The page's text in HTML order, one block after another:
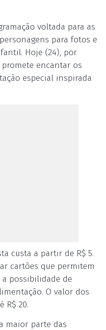
voltada para as
para fotos e
Hoje (24), por
encantar os
especial inspirada
custa a partir de R$ 5.
cartões que permitem
possibilidade de
O valor dos
R$ 20.
maior parte das